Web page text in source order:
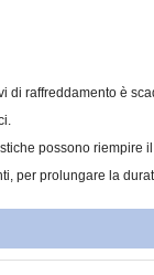
raffreddamento è
possono riempire
per prolungare la